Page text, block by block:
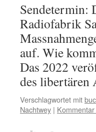
Sendetermin:
Radiofabrik
auf. Wie
Das 2022
des
Verschlagwortet mit
Nachtwey |